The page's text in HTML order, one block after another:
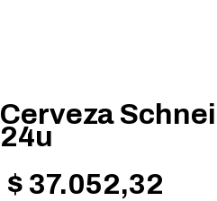
Cerveza
24u
$ 37.052,32